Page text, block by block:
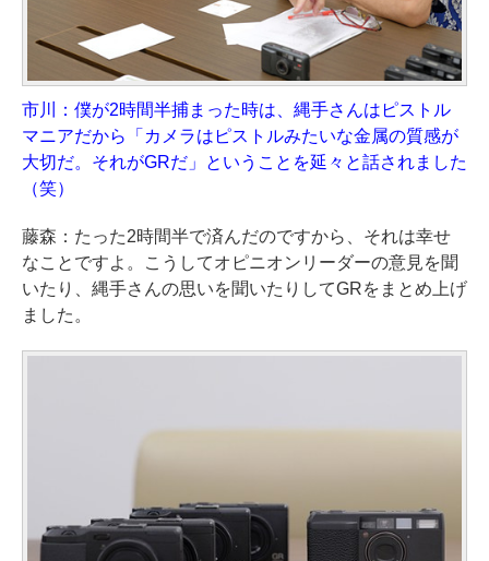
市川：僕が2時間半捕まった時は、縄手さんはピストル
マニアだから「カメラはピストルみたいな金属の質感が
大切だ。それがGRだ」ということを延々と話されました
（笑）
藤森：たった2時間半で済んだのですから、それは幸せ
なことですよ。こうしてオピニオンリーダーの意見を聞
いたり、縄手さんの思いを聞いたりしてGRをまとめ上げ
ました。